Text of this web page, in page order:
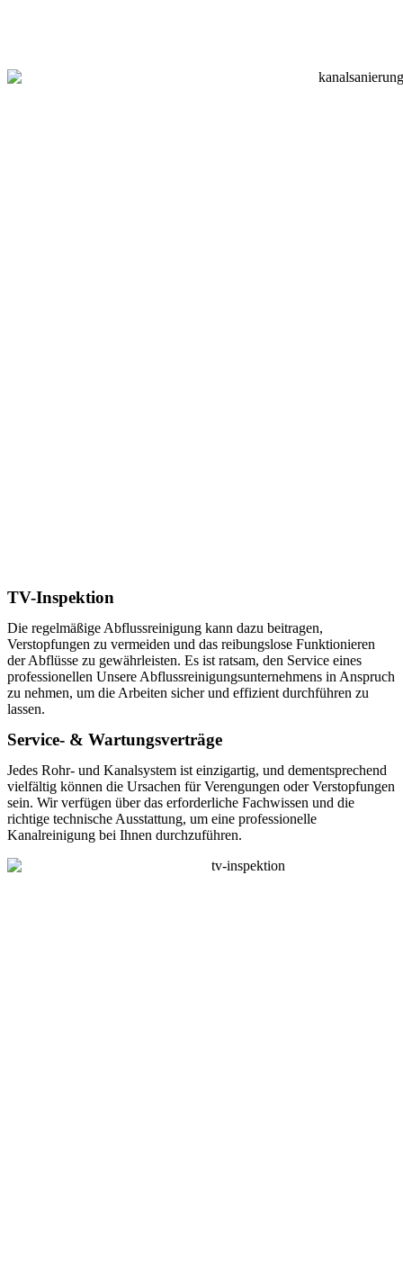
TV-Inspektion
Die regelmäßige Abflussreinigung kann dazu beitragen,
Verstopfungen zu vermeiden und das reibungslose Funktionieren
der Abflüsse zu gewährleisten. Es ist ratsam, den Service eines
professionellen Unsere Abflussreinigungsunternehmens in Anspruch
zu nehmen, um die Arbeiten sicher und effizient durchführen zu
lassen.
Service- & Wartungsverträge
Jedes Rohr- und Kanalsystem ist einzigartig, und dementsprechend
vielfältig können die Ursachen für Verengungen oder Verstopfungen
sein. Wir verfügen über das erforderliche Fachwissen und die
richtige technische Ausstattung, um eine professionelle
Kanalreinigung bei Ihnen durchzuführen.